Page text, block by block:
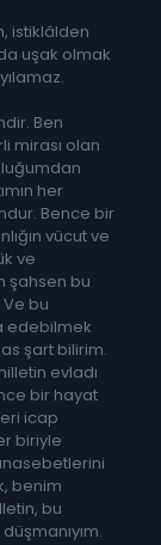
istiklâlden
uşak olmak
Ben
mirası olan
her
Bence bir
vücut ve
ve
şahsen bu
bu
edebilmek
şart bilirim.
evladı
bir hayat
icap
biriyle
benim
bu